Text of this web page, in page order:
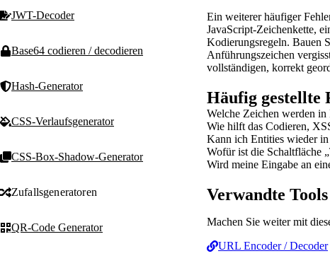
JWT-Decoder
Base64 codieren / decodieren
Hash-Generator
CSS-Verlaufsgenerator
CSS-Box-Shadow-Generator
Zufallsgeneratoren
QR-Code Generator
Ein weiterer häufiger
JavaScript-Zeichenkette,
Kodierungsregeln. Bauen
Anführungszeichen
vollständigen, korrekt
Häufig gestellte
Welche Zeichen werden
Wie hilft das Codieren,
Kann ich Entities wieder
Wofür ist die Schaltfläche
Wird meine Eingabe an
Verwandte Tools
Machen Sie weiter mit
URL Encoder / Decoder